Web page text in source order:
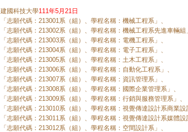
建國科技大學111年5月21日
「志願代碼：213001系（組）、學程名稱：機械工程系」、
「志願代碼：213002系（組）、學程名稱：機械工程系先進車輛組
「志願代碼：213003系（組）、學程名稱：電機工程系」、
「志願代碼：213004系（組）、學程名稱：電子工程系」、
「志願代碼：213005系（組）、學程名稱：土木工程系」、
「志願代碼：213006系（組）、學程名稱：自動化工程系」、
「志願代碼：213007系（組）、學程名稱：資訊管理系」、
「志願代碼：213008系（組）、學程名稱：國際企業管理系」、
「志願代碼：213009系（組）、學程名稱：行銷與服務管理系」、
「志願代碼：213010系（組）、學程名稱：視覺傳達設計系商業
「志願代碼：213011系（組）、學程名稱：視覺傳達設計系媒體
「志願代碼：213012系（組）、學程名稱：空間設計系」、